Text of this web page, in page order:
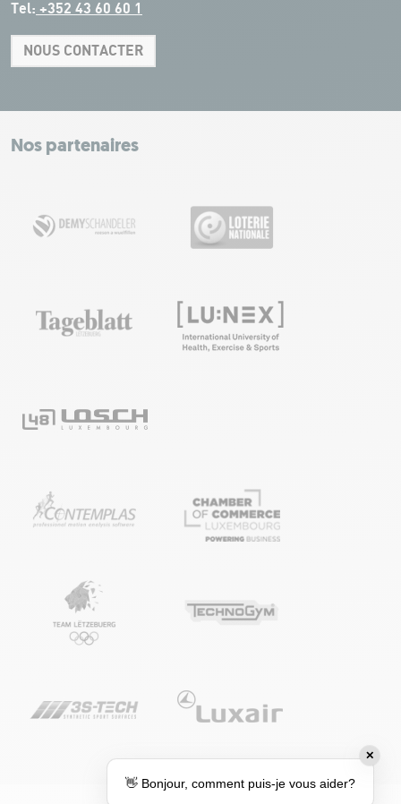
Tel: +352 43 60 60 1
NOUS CONTACTER
+
−
Leaflet|Map tiles by Carto, under CC BY 3.0. Data by OpenStreetMap, under
Nos partenaires
✕
👋 Bonjour, comment puis-je vous aider?